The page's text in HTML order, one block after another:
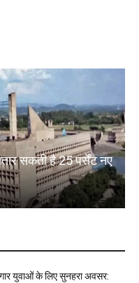
सकती है 25 पर्सेंट नए
युवाओं के लिए सुनहरा अवसर: